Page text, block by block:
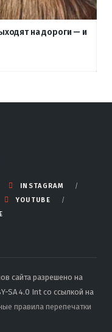
на дороги — и
INSTAGRAM
YOUTUBE
сайта разрешено на
SA 4.0 Int со ссылкой на
правила перепечатки